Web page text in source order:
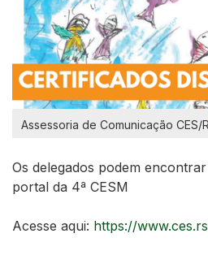
Assessoria de Comunicação CES/
Os delegados podem
portal da 4ª CESM
Acesse aqui: https://